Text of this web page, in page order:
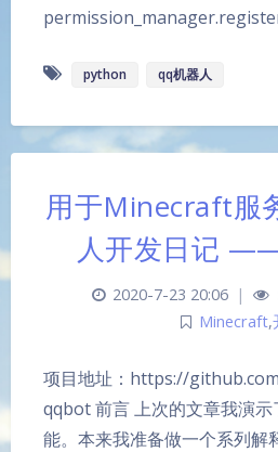
python qq机器人
用于Minecraft服
人开发日记
2020-7-23 20:06 |
Minecraft,
项目地址：https://
qqbot 前言 上次的文章我演示
能。本来我准备做一个系列解